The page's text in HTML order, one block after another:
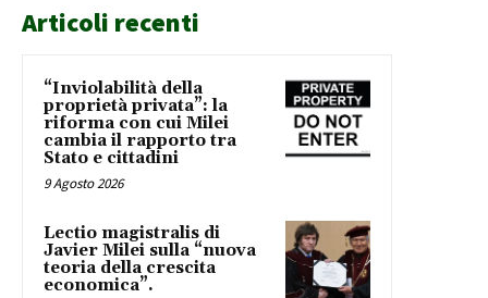
Articoli recenti
“Inviolabilità della
proprietà privata”: la
riforma con cui Milei
cambia il rapporto tra
Stato e cittadini
9 Agosto 2026
Lectio magistralis di
Javier Milei sulla “nuova
teoria della crescita
economica”.